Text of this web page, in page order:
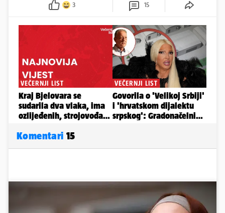
3 15
Komentari 15